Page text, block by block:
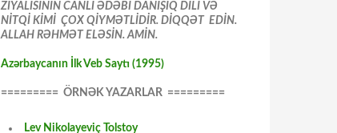
ZİYALISININ CANLI ƏDƏBİ DANIŞIQ DİLİ VƏ
NİTQİ KİMİ ÇOX QİYMƏTLİDİR. DİQQƏT EDİN.
ALLAH RƏHMƏT ELƏSİN. AMİN.
Azərbaycanın İlk Veb Saytı (1995)
========= ÖRNƏK YAZARLAR =========
Lev Nikolayeviç Tolstoy